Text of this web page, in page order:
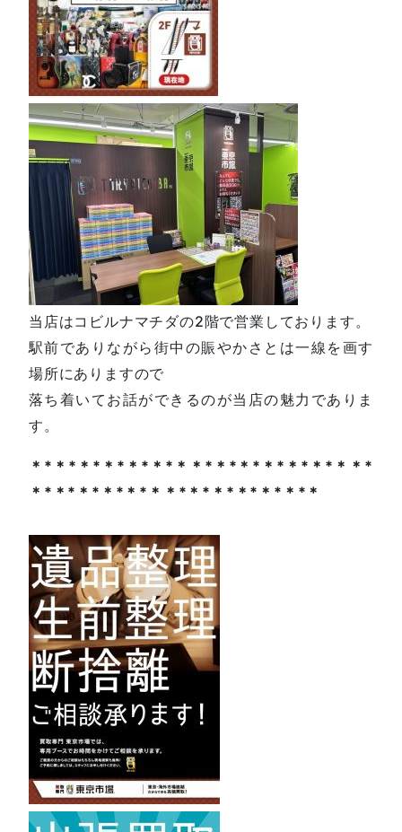
当店はコビルナマチダの2階で営業しております。
駅前でありながら街中の賑やかさとは一線を画す
場所にありますので
落ち着いてお話ができるのが当店の魅力でありま
す。
＊*＊*＊*＊*＊*＊*＊＊*＊*＊*＊*＊*＊*＊＊*
＊*＊*＊*＊*＊*＊＊*＊*＊*＊*＊*＊*＊